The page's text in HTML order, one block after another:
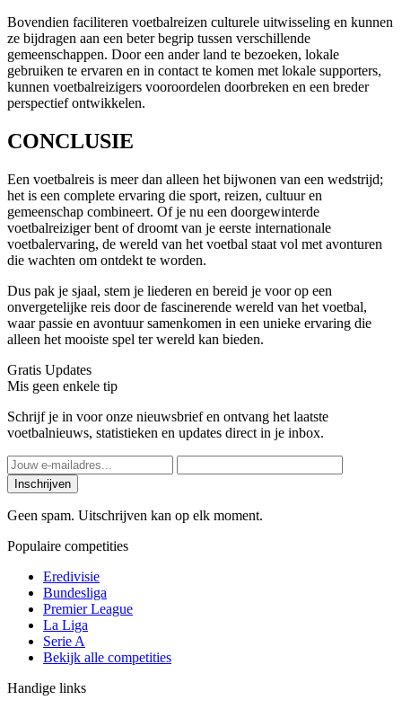
Bovendien faciliteren voetbalreizen culturele uitwisseling en kunnen
ze bijdragen aan een beter begrip tussen verschillende
gemeenschappen. Door een ander land te bezoeken, lokale
gebruiken te ervaren en in contact te komen met lokale supporters,
kunnen voetbalreizigers vooroordelen doorbreken en een breder
perspectief ontwikkelen.
CONCLUSIE
Een voetbalreis is meer dan alleen het bijwonen van een wedstrijd;
het is een complete ervaring die sport, reizen, cultuur en
gemeenschap combineert. Of je nu een doorgewinterde
voetbalreiziger bent of droomt van je eerste internationale
voetbalervaring, de wereld van het voetbal staat vol met avonturen
die wachten om ontdekt te worden.
Dus pak je sjaal, stem je liederen en bereid je voor op een
onvergetelijke reis door de fascinerende wereld van het voetbal,
waar passie en avontuur samenkomen in een unieke ervaring die
alleen het mooiste spel ter wereld kan bieden.
Gratis Updates
Mis geen enkele tip
Schrijf je in voor onze nieuwsbrief en ontvang het laatste
voetbalnieuws, statistieken en updates direct in je inbox.
Inschrijven
Geen spam. Uitschrijven kan op elk moment.
Populaire competities
Eredivisie
Bundesliga
Premier League
La Liga
Serie A
Bekijk alle competities
Handige links